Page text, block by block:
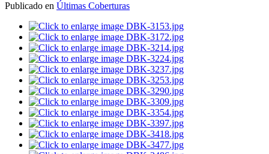
Publicado en Últimas Coberturas